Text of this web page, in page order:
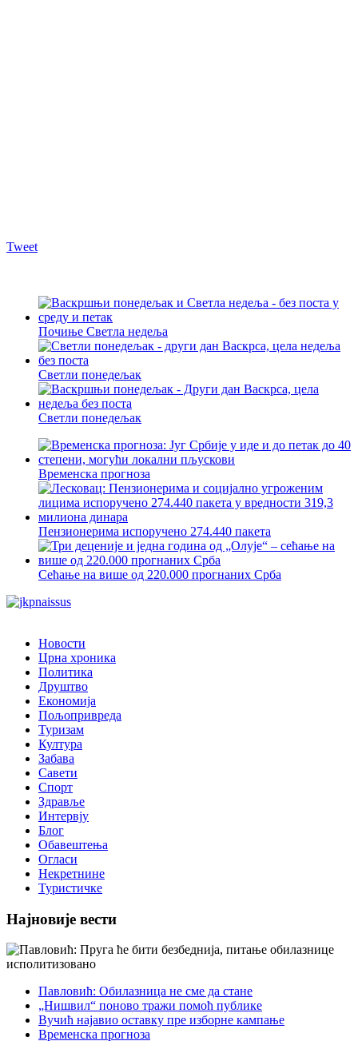
Tweet
Почиње Светла недеља
Светли понедељак
Светли понедељак
Временска прогноза
Пензионерима испоручено 274.440 пакета
Сећање на више од 220.000 прогнаних Срба
Новости
Црна хроника
Политика
Друштво
Економија
Пољопривреда
Туризам
Култура
Забава
Савети
Спорт
Здравље
Интервју
Блог
Обавештења
Огласи
Некретнине
Туристичке
Најновије вести
Павловић: Обилазница не сме да стане
„Нишвил“ поново тражи помоћ публике
Вучић најавио оставку пре изборне кампање
Временска прогноза